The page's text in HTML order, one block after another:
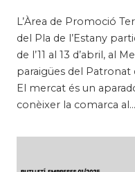
L’Àrea de Promoció
del Pla de l’Estany
de l’11 al 13 d’abril, al
paraigües del Patronat
El mercat és un
conèixer la comarca al…